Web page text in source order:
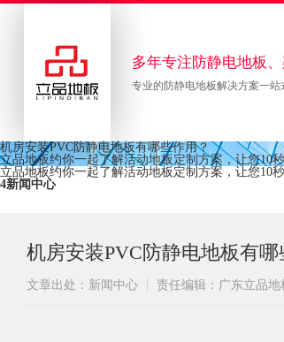
多年专注防静电地板
专业的防静电地板解决方案一站
机房安装PVC防静电地板有哪些作用？
立品地板约你一起了解活动地板定制方案，让您10
立品地板约你一起了解活动地板定制方案，让您10
4新闻中心
机房安装PVC防静电地板有哪
文章出处：新闻中心 责任编辑：广东立品地